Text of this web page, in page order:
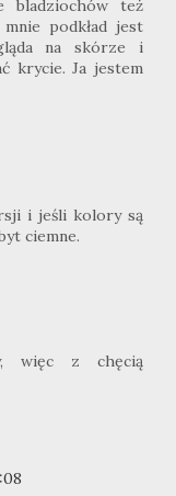
bladziochów też
podkład jest
na skórze i
krycie. Ja jestem
i jeśli kolory są
ciemne.
więc z chęcią